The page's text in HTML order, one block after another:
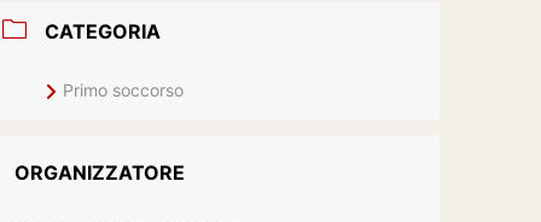
CATEGORIA
Primo soccorso
ORGANIZZATORE